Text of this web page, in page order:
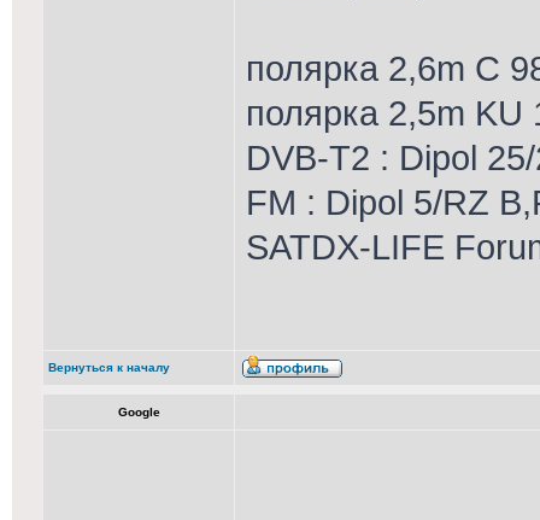
полярка 2,6m С
полярка 2,5m KU
DVB-T2 : Dipol
FM : Dipol 5/RZ
SATDX-LIFE
Вернуться к началу
Google